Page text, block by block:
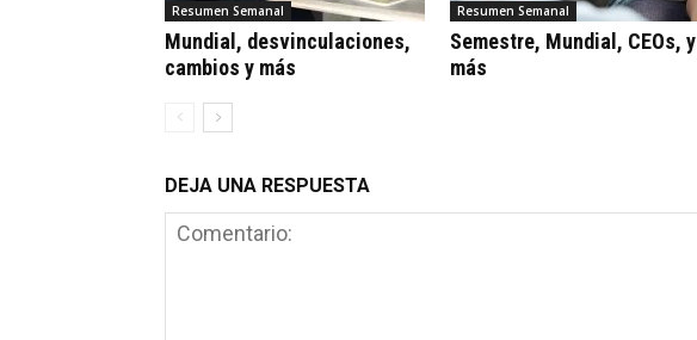
Resumen Semanal
Mundial, desvinculaciones,
cambios y más
Resumen Semanal
Semestre, Mundial, CEOs, y
más
DEJA UNA RESPUESTA